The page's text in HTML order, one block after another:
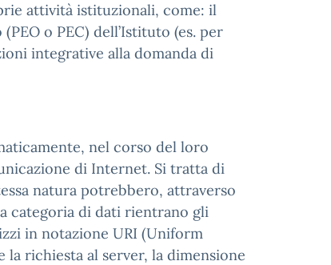
attività istituzionali, come: il
o PEC) dell’Istituto (es. per
integrative alla domanda di
nel corso del loro
di Internet. Si tratta di
natura potrebbero, attraverso
categoria di dati rientrano gli
in notazione URI (Uniform
richiesta al server, la dimensione